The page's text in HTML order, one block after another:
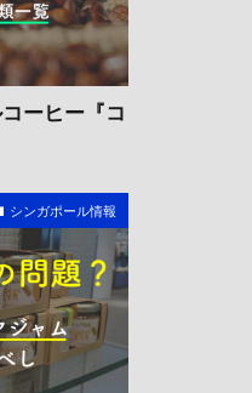
ーヒー『コ
シンガポール情報